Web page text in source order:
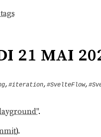
21 mai
, #iteration, #SvelteFlow,
.
).